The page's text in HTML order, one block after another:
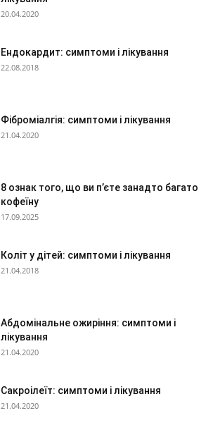
20.04.2020
Ендокардит: симптоми і лікування
22.08.2018
Фіброміалгія: симптоми і лікування
21.04.2020
8 ознак того, що ви п’єте занадто багато
кофеїну
17.09.2025
Коліт у дітей: симптоми і лікування
21.04.2018
Абдомінальне ожиріння: симптоми і
лікування
21.04.2020
Сакроілеїт: симптоми і лікування
21.04.2020